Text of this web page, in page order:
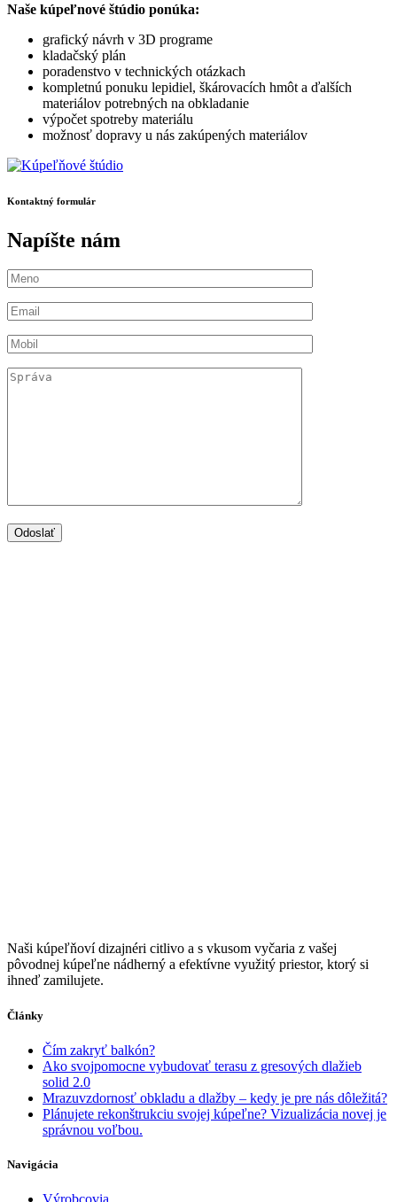
Naše kúpeľnové štúdio ponúka:
grafický návrh v 3D programe
kladačský plán
poradenstvo v technických otázkach
kompletnú ponuku lepidiel, škárovacích hmôt a ďalších
materiálov potrebných na obkladanie
výpočet spotreby materiálu
možnosť dopravy u nás zakúpených materiálov
Kontaktný formulár
Napíšte nám
Naši kúpeľňoví dizajnéri citlivo a s vkusom vyčaria z vašej
pôvodnej kúpeľne nádherný a efektívne využitý priestor, ktorý si
ihneď zamilujete.
Články
Čím zakryť balkón?
Ako svojpomocne vybudovať terasu z gresových dlažieb
solid 2.0
Mrazuvzdornosť obkladu a dlažby – kedy je pre nás dôležitá?
Plánujete rekonštrukciu svojej kúpeľne? Vizualizácia novej je
správnou voľbou.
Navigácia
Výrobcovia